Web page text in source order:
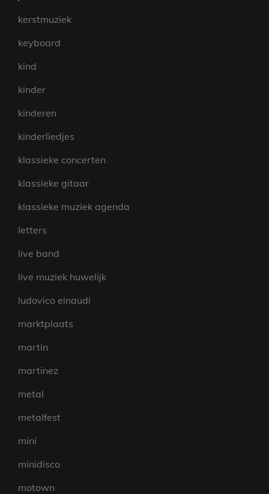
kerstmuziek
keyboard
kind
kinder
kinderen
kinderliedjes
klassieke concerten
klassieke gitaar
klassieke muziek agenda
letters
live band
live muziek huwelijk
ludovico einaudi
marktplaats
martin
martinez
metal
metalfest
mini
minidisco
motown